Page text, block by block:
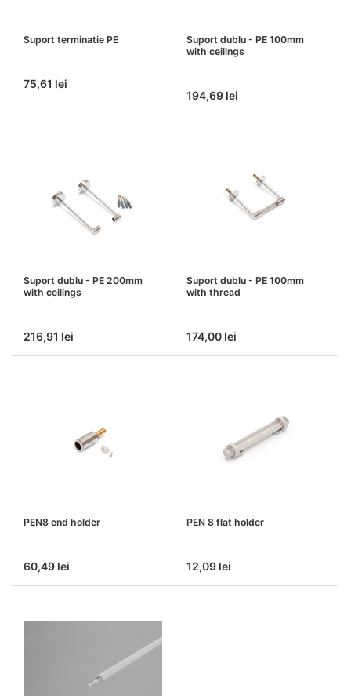
Suport terminatie PE
75,61 lei
Suport dublu - PE 100mm
with ceilings
194,69 lei
Suport dublu - PE 200mm
with ceilings
216,91 lei
Suport dublu - PE 100mm
with thread
174,00 lei
PEN8 end holder
60,49 lei
PEN 8 flat holder
12,09 lei